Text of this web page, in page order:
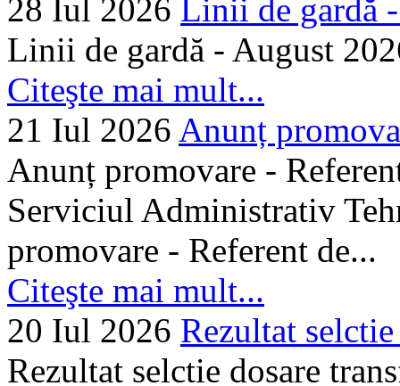
28 Iul 2026 Linii de gardă
Linii de gardă - August
Citeşte mai mult...
21 Iul 2026 Anunț
Anunț promovare -
Serviciul Administrativ
promovare - Referent de...
Citeşte mai mult...
20 Iul 2026 Rezultat
Rezultat selctie dosare